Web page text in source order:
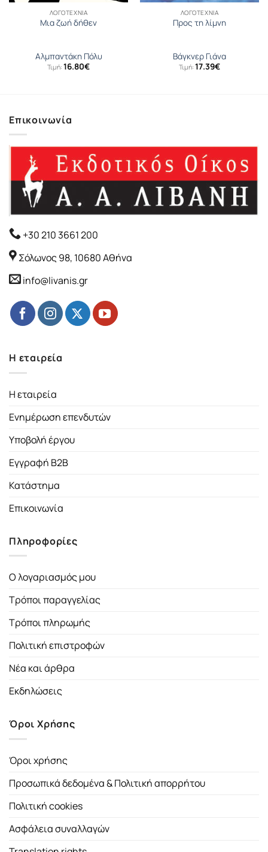
ΛΟΓΟΤΕΧΝΊΑ
Μια ζωή δήθεν
Αλμπαντάκη Πόλυ
Τιμή: 16.80€
ΛΟΓΟΤΕΧΝΊΑ
Προς τη λίμνη
Βάγκνερ Γιάνα
Τιμή: 17.39€
Επικοινωνία
+30 210 3661 200
Σόλωνος 98, 10680 Αθήνα
info@livanis.gr
Η εταιρεία
Η εταιρεία
Ενημέρωση επενδυτών
Υποβολή έργου
Εγγραφή B2B
Κατάστημα
Επικοινωνία
Πληροφορίες
Ο λογαριασμός μου
Τρόποι παραγγελίας
Τρόποι πληρωμής
Πολιτική επιστροφών
Νέα και άρθρα
Εκδηλώσεις
Όροι Χρήσης
Όροι χρήσης
Προσωπικά δεδομένα & Πολιτική απορρήτου
Πολιτική cookies
Ασφάλεια συναλλαγών